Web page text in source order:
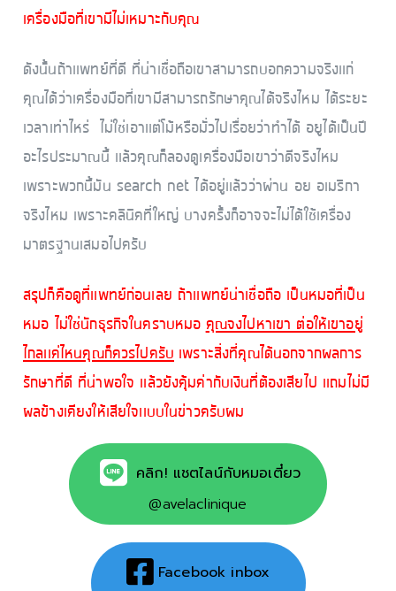
เครื่องมือที่เขามีไม่เหมาะกับคุณ
ดังนั้นถ้าเเพทย์ที่ดี ที่น่าเชื่อถือเขาสามารถบอกความจริงเเก่
คุณได้ว่าเครื่องมือที่เขามีสามารถรักษาคุณได้จริงไหม ได้ระยะ
เวลาเท่าไหร่ ไม่ใช่เอาเเต่โม้หรือมั่วไปเรื่อยว่าทำได้ อยูได้เป็นปี
อะไรประมาณนี้ เเล้วคุณก็ลองดูเครื่องมือเขาว่าดีจริงไหม
เพราะพวกนี้มัน search net ได้อยู่เเล้วว่าผ่าน อย อเมริกา
จริงไหม เพราะคลินิคที่ใหญ่ บางครั้งก็อาจจะไม่ได้ใช้เครื่อง
มาตรฐานเสมอไปครับ
สรุปก็คือดูที่เเพทย์ก่อนเลย ถ้าเเพทย์น่าเชื่อถือ เป็นหมอที่เป็น
หมอ ไม่ใช่นักธุรกิจในคราบหมอ คุณจงไปหาเขา ต่อให้เขาอยู่
ไกลเเค่ไหนคุณก็ควรไปครับ เพราะสิ่งที่คุณได้นอกจากผลการ
รักษาที่ดี ที่น่าพอใจ เเล้วยังคุ้มค่ากับเงินที่ต้องเสียไป เเถมไม่มี
ผลข้างเคียงให้เสียใจเเบบในข่าวครับผม
คลิก! แชตไลน์กับหมอเตี๋ยว
@avelaclinique
Facebook inbox